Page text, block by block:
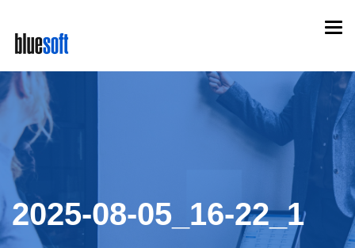
main
content
2025-08-05_16-22_1